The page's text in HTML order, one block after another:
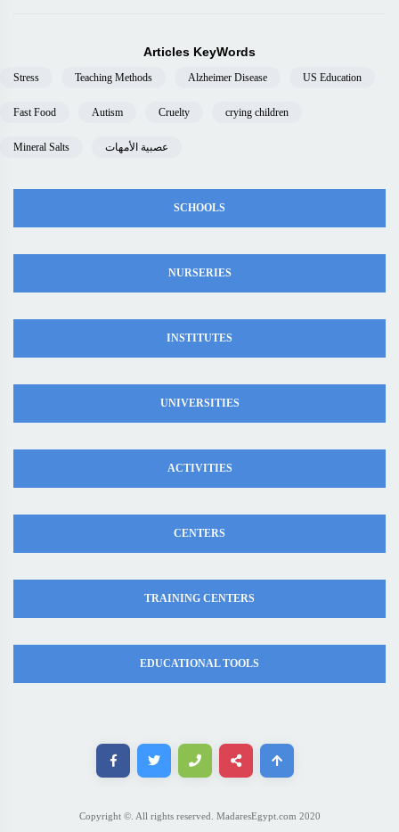
Articles KeyWords
Stress Teaching Methods Alzheimer Disease US Education
Fast Food Autism Cruelty crying children
Mineral Salts عصبية الأمهات
SCHOOLS
NURSERIES
INSTITUTES
UNIVERSITIES
ACTIVITIES
CENTERS
TRAINING CENTERS
EDUCATIONAL TOOLS
Copyright ©. All rights reserved. MadaresEgypt.com 2020